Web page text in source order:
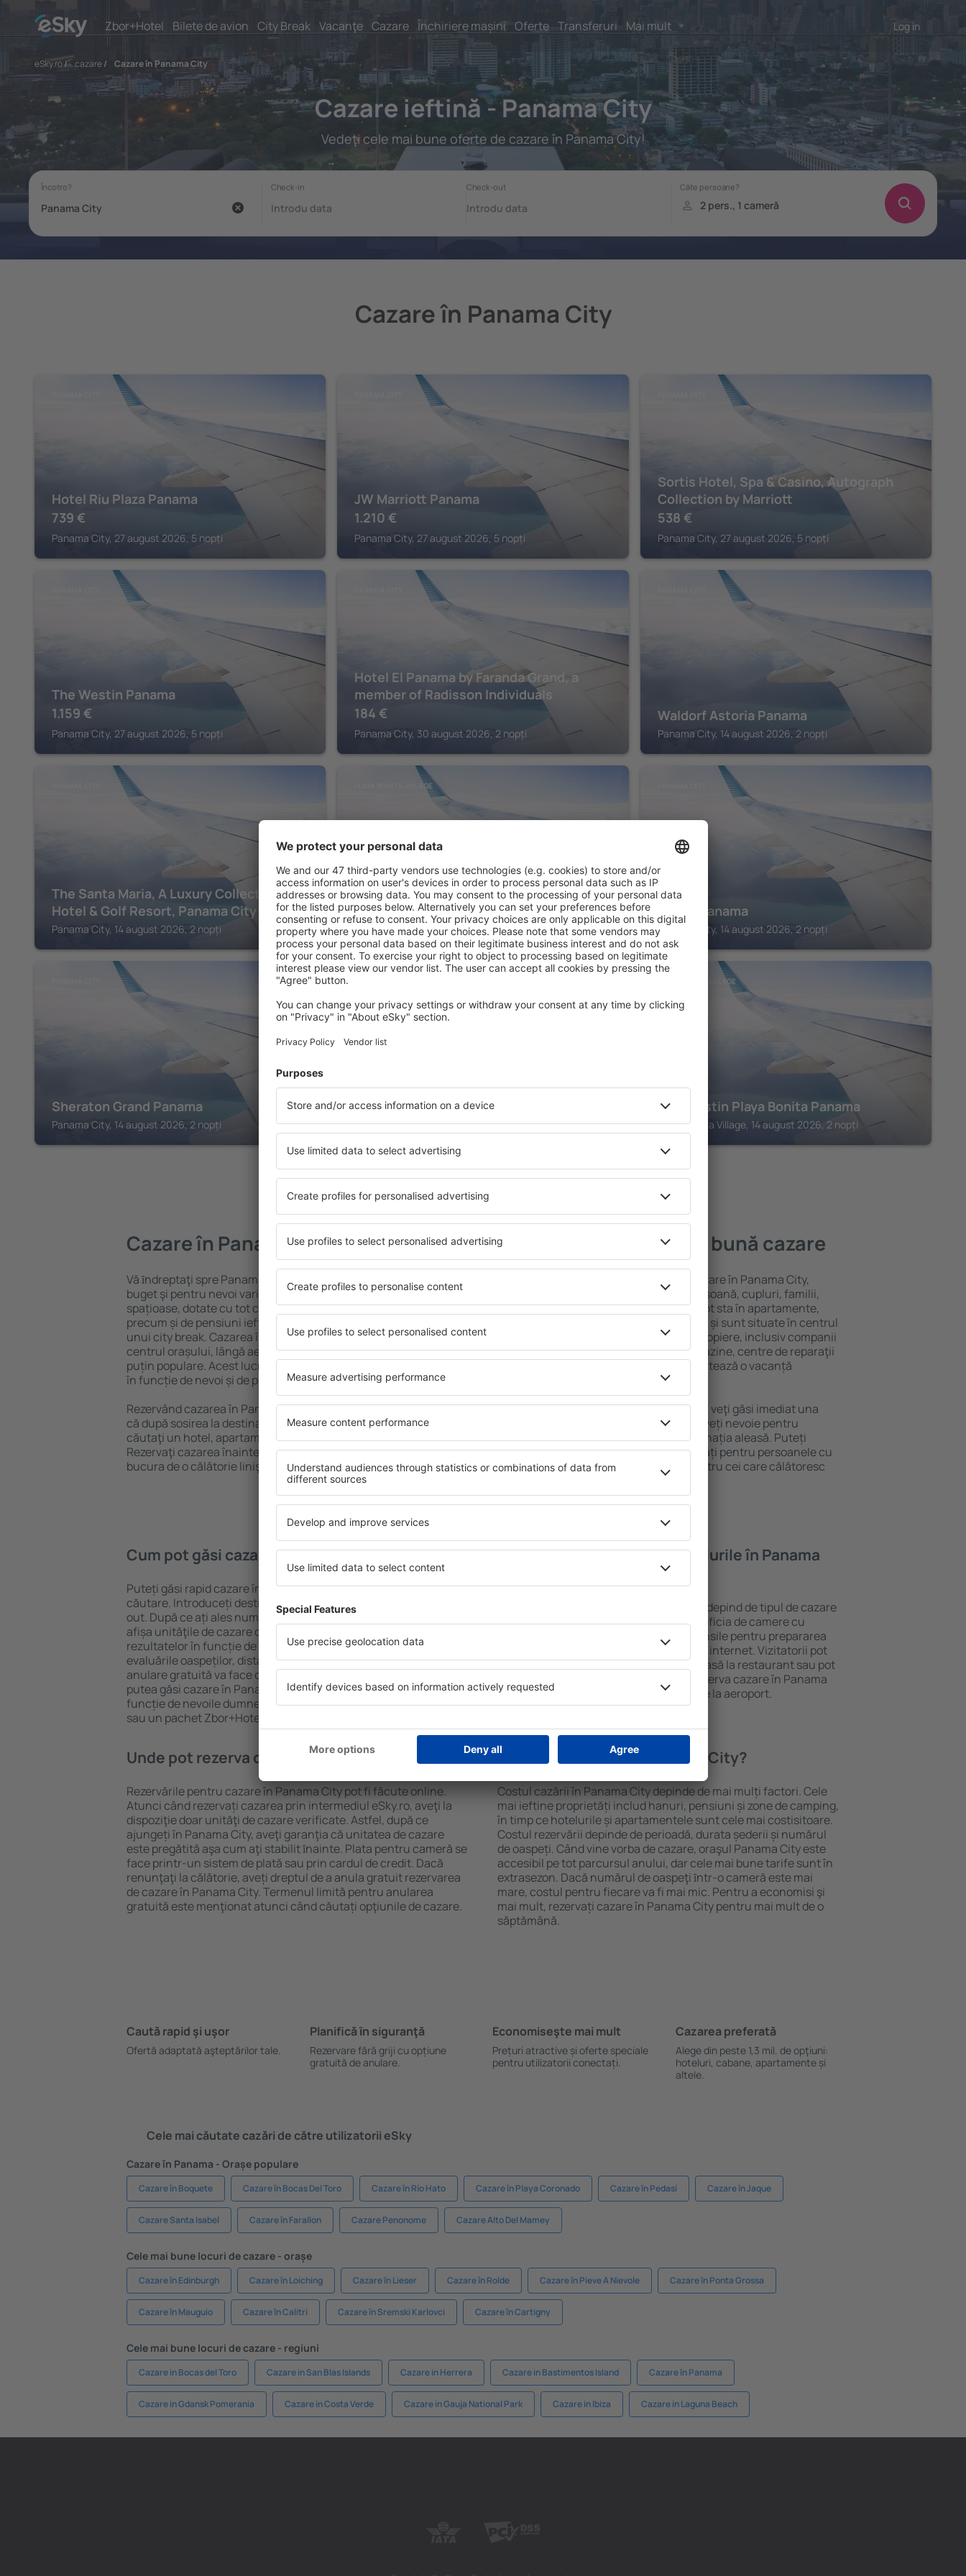
Zbor+Hotel Bilete de avion City Break Vacanţe Cazare Închiriere mașini Oferte Transferuri Mai mult Log in
eSky.ro/ cazare/ Cazare în Panama City
Cazare ieftină - Panama City
Vedeţi cele mai bune oferte de cazare în Panama City!
Cazare în Panama City
Hotel Riu Plaza Panama
739 €
Panama City, 27 august 2026, 5 nopți
JW Marriott Panama
1.210 €
Panama City, 27 august 2026, 5 nopți
Sortis Hotel, Spa & Casino, Autograph
Collection by Marriott
538 €
Panama City, 27 august 2026, 5 nopți
The Westin Panama
1.159 €
Panama City, 27 august 2026, 5 nopți
Hotel El Panama by Faranda Grand, a
member of Radisson Individuals
184 €
Panama City, 30 august 2026, 2 nopți
Waldorf Astoria Panama
Panama City, 14 august 2026, 2 nopți
The Santa Maria, A Luxury Collection
Hotel & Golf Resort, Panama City
Panama City, 14 august 2026, 2 nopți
PLAYA BONITA VILLAGE
Dreams Playa Bonita Panama - All
Inclusive
Playa Bonita Village, 14 august 2026, 2 nopți
Hilton Panama
Panama City, 14 august 2026, 2 nopți
Sheraton Grand Panama
Panama City, 14 august 2026, 2 nopți
Crowne Plaza Panama Airport by IHG
Tocumen, 14 august 2026, 2 nopți
PLAYA BONITA VILLAGE
The Westin Playa Bonita Panama
Playa Bonita Village, 14 august 2026, 2 nopți
Vedeţi mai multe oferte în Panama City
Cazare în Panama City
Vă ȋndreptaţi spre Panama City? Găsiți cazare pentru fiecare
buget şi pentru nevoi variate. Puteți beneficia de proprietăți
spațioase, dotate cu tot confortul, cu numeroase facilități,
precum și de pensiuni ieftine pentru a sta câteva zile în timpul
unui city break. Cazarea în Panama City este disponibilă în
centrul orașului, lângă aeroport și în cartiere sau regiuni mai
puțin populare. Acest lucru vă va ajuta să găsiţi unităţi de cazare
în funcție de nevoi și de planurile ulterioare.
Rezervând cazarea în Panama City mai devreme, aveți garanţia
că după sosirea la destinație vă puteţi relaxa, fără a fi nevoie să
căutaţi un hotel, apartament sau altă unitate de cazare.
Rezervaţi cazarea înainte de călătoria spre Panama City și vă veţi
bucura de o călătorie liniştită.
Panama City – cea mai bună cazare
Puteți alege dintr-o ofertă variată de cazare în Panama City,
inclusiv proprietăți pentru o singură persoană, cupluri, familii,
persoane ȋn vârstă și grupuri. Oaspeţii pot sta în apartamente,
hoteluri și pensiuni care oferă intimitate și sunt situate în centrul
orașului Panama City. Facilitățile din apropiere, inclusiv companii
de închirieri auto, transport public, magazine, centre de reparaţii
și locuri de relaxare sau distracţie, garantează o vacanță
Dacă doriţi cazare de lux în Panama City, veţi găsi imediat una
care să se potrivească. Veți găsi tot ce aveți nevoie pentru
vacanță sau călătoria de afaceri la destinația aleasă. Puteți
rezerva cazare în Panama City cu facilități pentru persoanele cu
dizabilități, sugari și copii, precum și pentru cei care călătoresc
Cum pot găsi cazare în Panama City?
Puteți găsi rapid cazare în Panama City folosind un motor de
căutare. Introduceți destinația și datele de check-in și check-
out. După ce ați ales numărul de persoane, motorul de căutare va
afișa unităţile de cazare disponibile în Panama City. Filtrarea
rezultatelor în funcție de tipul proprietăţii, numărul de stele,
evaluările oaspeților, distanța față de centru și opțiunea de
anulare gratuită va face căutarea mult mai ușoară. Astfel veți
putea găsi cazare în Panama City în doar câteva minute. În
funcție de nevoile dumneavoastră, puteți rezerva doar cazare
sau un pachet Zbor+Hotel.
Ce fel de facilităţi oferă hotelurile în Panama
Facilitățile proprietăţilor în Panama City depind de tipul de cazare
și de numărul de stele. Oaspeții pot beneficia de camere cu
chicinetă, balcon, aer condiționat, ustensile pentru prepararea
ceaiului şi a cafelei, prosoape și acces la internet. Vizitatorii pot
avea parcare gratuită, pot comanda o masă la restaurant sau pot
alege un hotel cu piscină. În plus, pot rezerva cazare în Panama
City la proprietăți care oferă transport de la aeroport.
Unde pot rezerva cazare în Panama City?
Rezervările pentru cazare în Panama City pot fi făcute online.
Atunci când rezervați cazarea prin intermediul eSky.ro, aveţi la
dispoziţie doar unităţi de cazare verificate. Astfel, după ce
ajungeți în Panama City, aveţi garanţia că unitatea de cazare
este pregătită aşa cum aţi stabilit ȋnainte. Plata pentru cameră se
face printr-un sistem de plată sau prin cardul de credit. Dacă
renunţaţi la călătorie, aveți dreptul de a anula gratuit rezervarea
de cazare în Panama City. Termenul limită pentru anularea
gratuită este menţionat atunci când căutați opţiunile de cazare.
Cât costă cazarea în Panama City?
Costul cazării în Panama City depinde de mai mulți factori. Cele
mai ieftine proprietăți includ hanuri, pensiuni și zone de camping,
în timp ce hotelurile și apartamentele sunt cele mai costisitoare.
Costul rezervării depinde de perioadă, durata șederii și numărul
de oaspeți. Când vine vorba de cazare, oraşul Panama City este
accesibil pe tot parcursul anului, dar cele mai bune tarife sunt în
extrasezon. Dacă numărul de oaspeţi ȋntr-o cameră este mai
mare, costul pentru fiecare va fi mai mic. Pentru a economisi şi
mai mult, rezervați cazare în Panama City pentru mai mult de o
săptămână.
Caută rapid şi uşor
Ofertă adaptată aşteptărilor tale.
Planifică ȋn siguranţă
Rezervare fără griji cu opțiune
gratuită de anulare.
Economiseşte mai mult
Prețuri atractive și oferte speciale
pentru utilizatorii conectați.
Cazarea preferată
Alege din peste 1,3 mil. de opţiuni:
hoteluri, cabane, apartamente și
altele.
Cele mai căutate cazări de către utilizatorii eSky
Cazare în Panama - Orașe populare
Cazare în Boquete Cazare în Bocas Del Toro Cazare în Río Hato Cazare în Playa Coronado Cazare în Pedasí Cazare în Jaque
Cazare Santa Isabel Cazare în Farallon Cazare Penonome Cazare Alto Del Mamey
Cele mai bune locuri de cazare - orașe
Cazare în Edinburgh Cazare în Loiching Cazare în Lieser Cazare în Rolde Cazare în Pieve A Nievole Cazare în Ponta Grossa
Cazare în Mauguio Cazare în Calitri Cazare în Sremski Karlovci Cazare în Cartigny
Cele mai bune locuri de cazare - regiuni
Cazare in Bocas del Toro Cazare in San Blas Islands Cazare in Herrera Cazare in Bastimentos Island Cazare în Panama
Cazare in Gdansk Pomerania Cazare in Costa Verde Cazare in Gauja National Park Cazare in Ibiza Cazare in Laguna Beach